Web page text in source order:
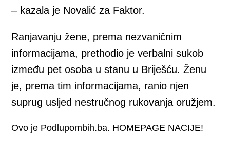
– kazala je Novalić za Faktor.
Ranjavanju žene, prema nezvaničnim
informacijama, prethodio je verbalni sukob
između pet osoba u stanu u Briješću. Ženu
je, prema tim informacijama, ranio njen
suprug usljed nestručnog rukovanja oružjem.
Ovo je Podlupombih.ba. HOMEPAGE NACIJE!